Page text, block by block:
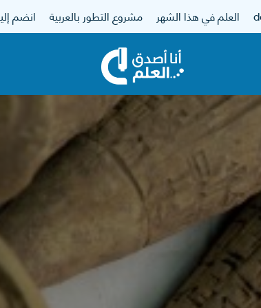
العلم في هذا الشهر مشروع التطور بالعربية انضم